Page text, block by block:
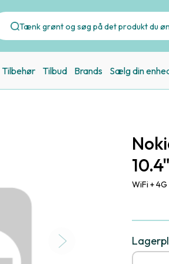
Tilbehør Tilbud Brands Sælg din
10.4"
WiFi + 4G